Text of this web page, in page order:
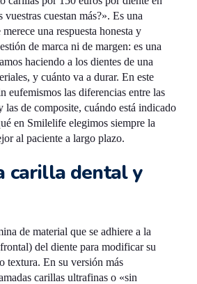
cuestan más?». Es una
una respuesta honesta y
de marca ni de margen: es una
haciendo a los dientes de una
y cuánto va a durar. En este
eufemismos las diferencias entre las
las de composite, cuándo está indicado
en Smilelife elegimos siempre la
al paciente a largo plazo.
carilla dental y
de material que se adhiere a la
del diente para modificar su
textura. En su versión más
carillas ultrafinas o «sin